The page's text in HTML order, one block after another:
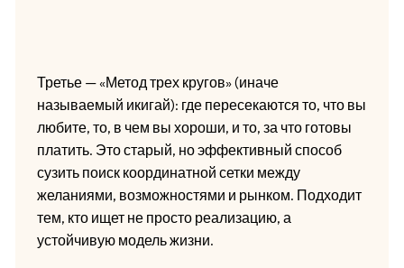
Третье — «Метод трех кругов» (иначе
называемый икигай): где пересекаются то, что вы
любите, то, в чем вы хороши, и то, за что готовы
платить. Это старый, но эффективный способ
сузить поиск координатной сетки между
желаниями, возможностями и рынком. Подходит
тем, кто ищет не просто реализацию, а
устойчивую модель жизни.